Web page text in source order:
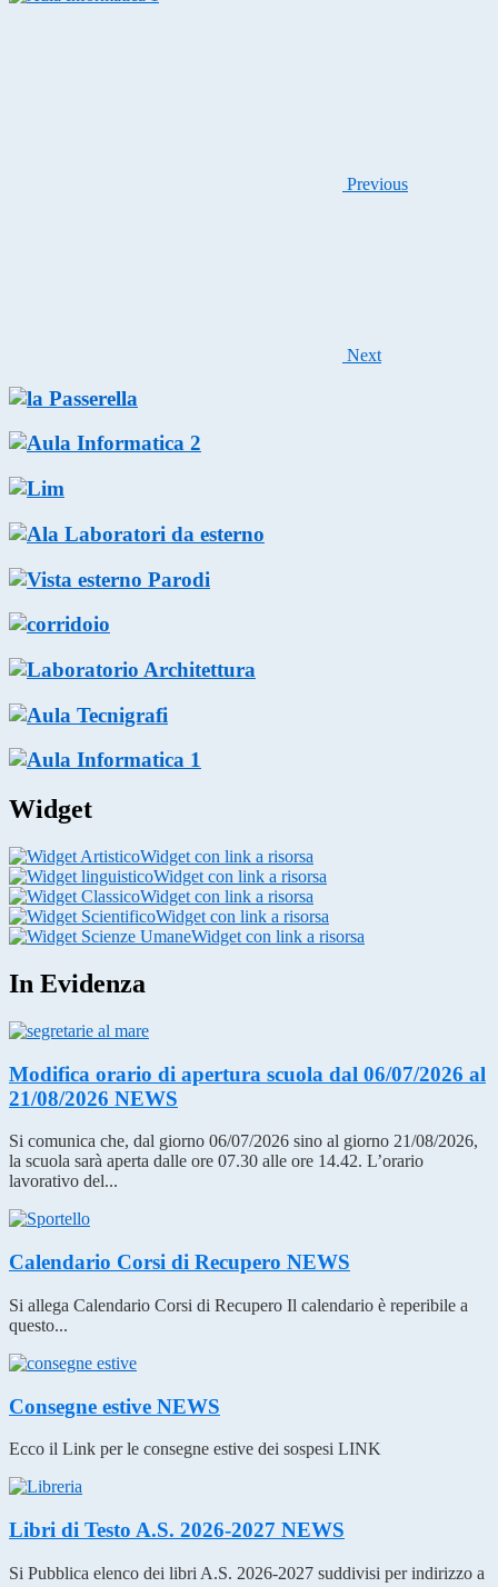
Previous
Next
Widget
Widget con link a risorsa
Widget con link a risorsa
Widget con link a risorsa
Widget con link a risorsa
Widget con link a risorsa
In Evidenza
Modifica orario di apertura scuola dal 06/07/2026 al
21/08/2026 NEWS
Si comunica che, dal giorno 06/07/2026 sino al giorno 21/08/2026,
la scuola sarà aperta dalle ore 07.30 alle ore 14.42. L’orario
lavorativo del...
Calendario Corsi di Recupero NEWS
Si allega Calendario Corsi di Recupero Il calendario è reperibile a
questo...
Consegne estive NEWS
Ecco il Link per le consegne estive dei sospesi LINK
Libri di Testo A.S. 2026-2027 NEWS
Si Pubblica elenco dei libri A.S. 2026-2027 suddivisi per indirizzo a